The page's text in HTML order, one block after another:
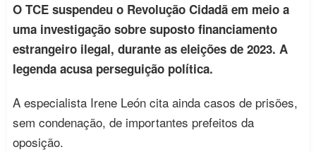
O TCE suspendeu o Revolução Cidadã em meio a
uma investigação sobre suposto financiamento
estrangeiro ilegal, durante as eleições de 2023. A
legenda acusa perseguição política.
A especialista Irene León cita ainda casos de prisões,
sem condenação, de importantes prefeitos da
oposição.